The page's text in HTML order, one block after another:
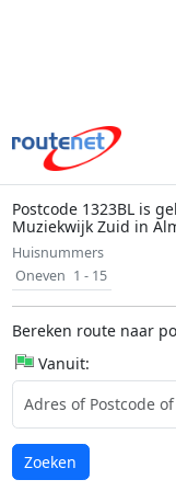
Postcode 1323BL is
Muziekwijk Zuid in
Huisnummers
Oneven 1 - 15
Bereken route naar
Vanuit:
Laden...
Zoeken